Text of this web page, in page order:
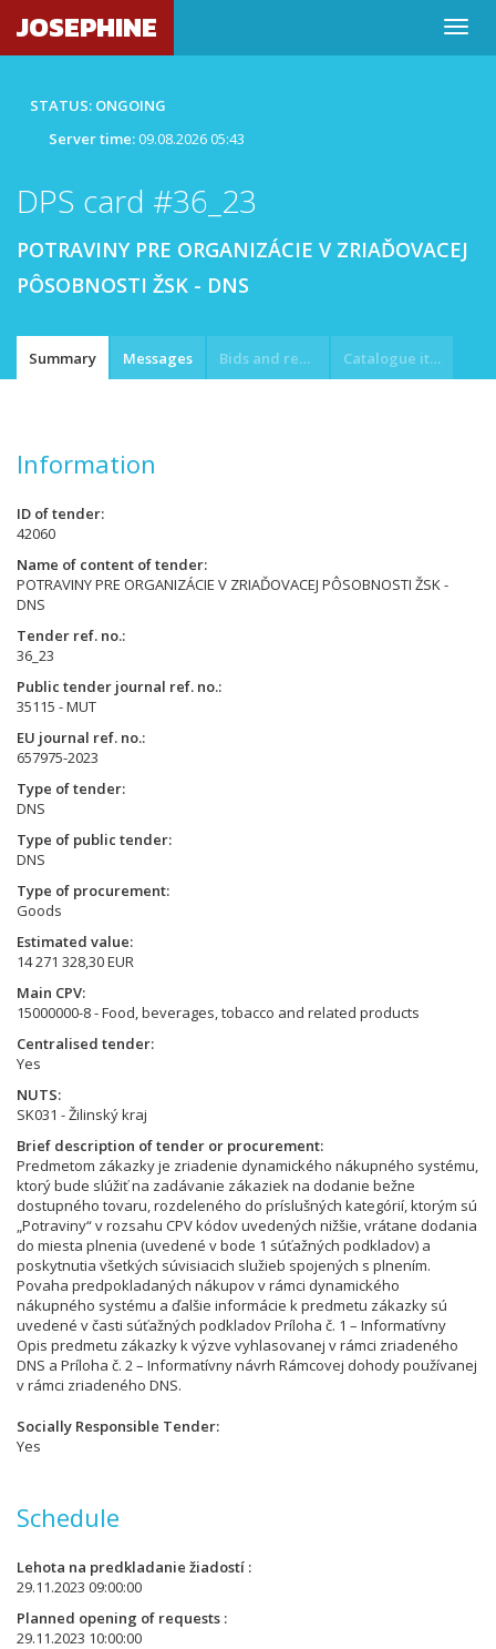
JOSEPHINE
STATUS: ONGOING
Server time:09.08.2026 05:43
DPS card #36_23
POTRAVINY PRE ORGANIZÁCIE V ZRIAĎOVACEJ
PÔSOBNOSTI ŽSK - DNS
Summary Messages Bids and requests Catalogue item
Information
ID of tender
42060
Name of content of tender
POTRAVINY PRE ORGANIZÁCIE V ZRIAĎOVACEJ PÔSOBNOSTI ŽSK -
DNS
Tender ref. no.
36_23
Public tender journal ref. no.
35115 - MUT
EU journal ref. no.
657975-2023
Type of tender
DNS
Type of public tender
DNS
Type of procurement
Goods
Estimated value
14 271 328,30 EUR
Main CPV
15000000-8 - Food, beverages, tobacco and related products
Centralised tender
Yes
NUTS
SK031 - Žilinský kraj
Brief description of tender or procurement
Predmetom zákazky je zriadenie dynamického nákupného systému,
ktorý bude slúžiť na zadávanie zákaziek na dodanie bežne
dostupného tovaru, rozdeleného do príslušných kategórií, ktorým sú
„Potraviny“ v rozsahu CPV kódov uvedených nižšie, vrátane dodania
do miesta plnenia (uvedené v bode 1 súťažných podkladov) a
poskytnutia všetkých súvisiacich služieb spojených s plnením.
Povaha predpokladaných nákupov v rámci dynamického
nákupného systému a ďalšie informácie k predmetu zákazky sú
uvedené v časti súťažných podkladov Príloha č. 1 – Informatívny
Opis predmetu zákazky k výzve vyhlasovanej v rámci zriadeného
DNS a Príloha č. 2 – Informatívny návrh Rámcovej dohody používanej
v rámci zriadeného DNS.
Socially Responsible Tender
Yes
Schedule
Lehota na predkladanie žiadostí
29.11.2023 09:00:00
Planned opening of requests
29.11.2023 10:00:00